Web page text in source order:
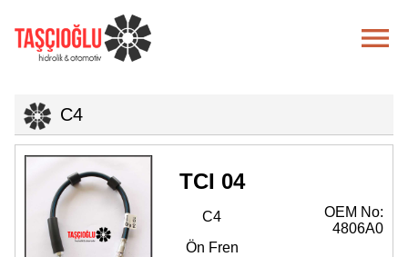

C4
TCI 04
C4
Ön Fren
OEM No:
4806A0